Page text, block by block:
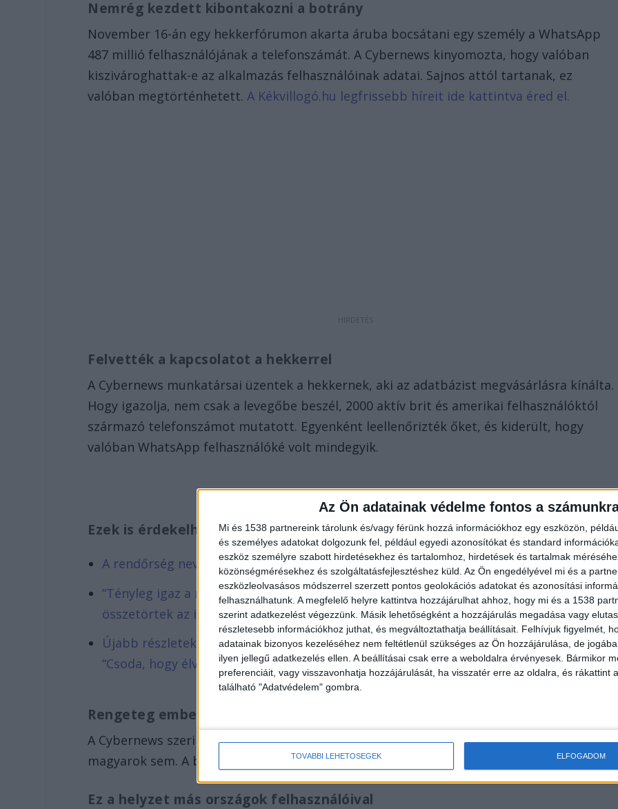
Az Ön adatainak védelme fontos a
Mi és 1538 partnereink tárolunk és/vagy férünk hozzá információkhoz egy eszközön,
és személyes adatokat dolgozunk fel, például egyedi azonosítókat és standard
eszköz személyre szabott hirdetésekhez és tartalomhoz, hirdetések és tartalmak
közönségmérésekhez és szolgáltatásfejlesztéshez küld. Az Ön engedélyével mi és a
eszközleolvasásos módszerrel szerzett pontos geolokációs adatokat és azonosítási
felhasználhatunk. A megfelelő helyre kattintva hozzájárulhat ahhoz, hogy mi és a 1538
szerint adatkezelést végezzünk. Másik lehetőségként a hozzájárulás megadása vagy
részletesebb információkhoz juthat, és megváltoztathatja beállításait. Felhívjuk figyelmét,
adatainak bizonyos kezeléséhez nem feltétlenül szükséges az Ön hozzájárulása, de
ilyen jellegű adatkezelés ellen. A beállításai csak erre a weboldalra érvényesek. Bármikor
preferenciáit, vagy visszavonhatja hozzájárulását, ha visszatér erre az oldalra, és rákattint
található "Adatvédelem" gombra.
TOVÁBBI LEHETŐSÉGEK ELFOGADOM
Nemrég kezdett kibontakozni a botrány
November 16-án egy hekkerfórumon akarta áruba bocsátani egy személy a WhatsApp
487 millió felhasználójának a telefonszámát. A Cybernews kinyomozta, hogy valóban
kiszivároghattak-e az alkalmazás felhasználóinak adatai. Sajnos attól tartanak, ez
valóban megtörténhetett.A Kékvillogó.hu legfrissebb híreit ide kattintva éred el.
Felvették a kapcsolatot a hekkerrel
A Cybernews munkatársai üzentek a hekkernek, aki az adatbázist megvásárlásra kínálta.
Hogy igazolja, nem csak a levegőbe beszél, 2000 aktív brit és amerikai felhasználóktól
származó telefonszámot mutatott. Egyenként leellenőrizték őket, és kiderült, hogy
valóban WhatsApp felhasználóké volt mindegyik.
Ezek is érdekelhetnek!
A rendőrség nevében küldenek e-mailt csalók, nem szabad bedőlni nekik
“Tényleg igaz a mondás mindig a jók mennek el” – Fiatal rendőrnőt gyászol Vecsés,
összetörtek az ismerősök
Újabb részletek a budapesti frontális buszbalesetről – megszólat a vétlen sofőr:
“Csoda, hogy élve szálltam ki”
Rengeteg ember érintett
A Cybernews szerint 84 ország felhasználói érintettek. Nem tartoznak a kivételek közé a
magyarok sem. A becslések szerint 377 ezer magyar felhasználó adatai szivároghattak ki.
Ez a helyzet más országok felhasználóival